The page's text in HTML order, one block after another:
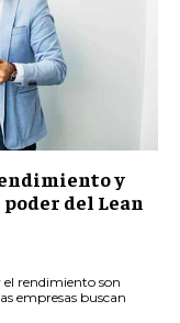
y
del Lean
rendimiento son
empresas buscan